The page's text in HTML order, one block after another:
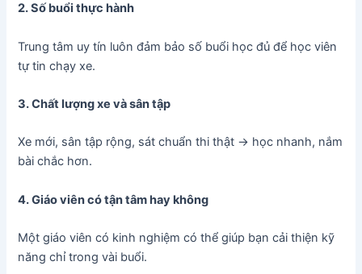
2. Số buổi thực hành
Trung tâm uy tín luôn đảm bảo số buổi học đủ để học viên
tự tin chạy xe.
3. Chất lượng xe và sân tập
Xe mới, sân tập rộng, sát chuẩn thi thật → học nhanh, nắm
bài chắc hơn.
4. Giáo viên có tận tâm hay không
Một giáo viên có kinh nghiệm có thể giúp bạn cải thiện kỹ
năng chỉ trong vài buổi.